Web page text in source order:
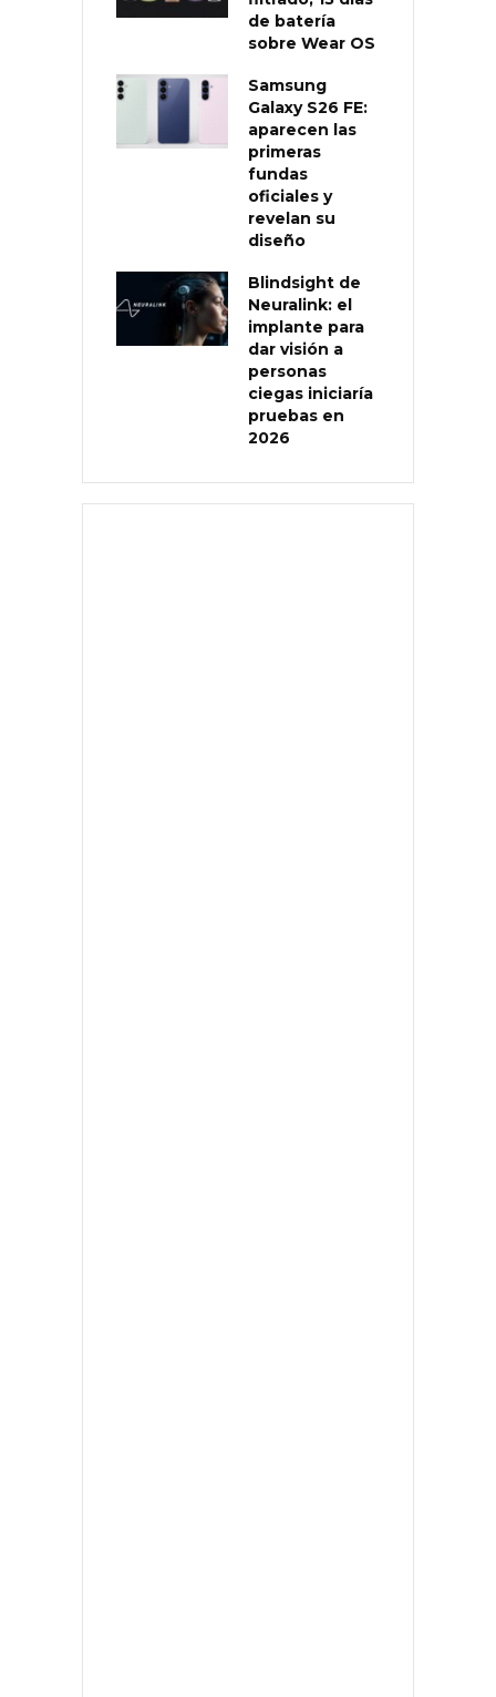
de batería
sobre Wear OS
Samsung
Galaxy S26 FE:
aparecen las
primeras
fundas
oficiales y
revelan su
diseño
Blindsight de
Neuralink: el
implante para
dar visión a
personas
ciegas iniciaría
pruebas en
2026